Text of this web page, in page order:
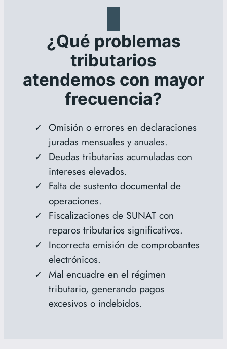
¿Qué problemas
tributarios
atendemos con mayor
frecuencia?
Omisión o errores en declaraciones
juradas mensuales y anuales.
Deudas tributarias acumuladas con
intereses elevados.
Falta de sustento documental de
operaciones.
Fiscalizaciones de SUNAT con
reparos tributarios significativos.
Incorrecta emisión de comprobantes
electrónicos.
Mal encuadre en el régimen
tributario, generando pagos
excesivos o indebidos.